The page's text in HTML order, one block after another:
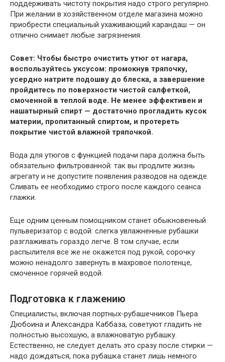
поддерживать чистоту покрытия надо строго регулярно.
При желании в хозяйственном отделе магазина можно
приобрести специальный ухаживающий карандаш — он
отлично снимает любые загрязнения.
Совет: Чтобы быстро очистить утюг от нагара,
воспользуйтесь уксусом: промокнув тряпочку,
усердно натрите подошву до блеска, а завершение
пройдитесь по поверхности чистой салфеткой,
смоченной в теплой воде. Не менее эффективен и
нашатырный спирт — достаточно прогладить кусок
материи, пропитанный спиртом, и протереть
покрытие чистой влажной тряпочкой.
Вода для утюгов с функцией подачи пара должна быть
обязательно фильтрованной: так вы продлите жизнь
агрегату и не допустите появления разводов на одежде.
Сливать ее необходимо строго после каждого сеанса
глажки.
Еще одним ценным помощником станет обыкновенный
пульверизатор с водой: слегка увлажненные рубашки
разглаживать гораздо легче. В том случае, если
распылителя все же не окажется под рукой, сорочку
можно ненадолго завернуть в махровое полотенце,
смоченное горячей водой.
Подготовка к глажению
Специалисты, включая портных-рубашечников Пьера
Дюбоина и Александра Каббаза, советуют гладить не
полностью высохшую, а влажноватую рубашку.
Естественно, не следует делать это сразу после стирки —
надо дождаться, пока рубашка станет лишь немного